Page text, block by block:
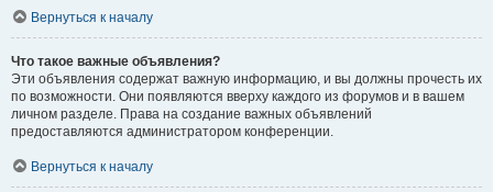
Вернуться к началу
Что такое важные объявления?
Эти объявления содержат важную информацию, и вы должны прочесть их
по возможности. Они появляются вверху каждого из форумов и в вашем
личном разделе. Права на создание важных объявлений
предоставляются администратором конференции.
Вернуться к началу